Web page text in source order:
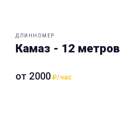
ДЛИННОМЕР
Камаз - 12 метров
от 2000₽/час